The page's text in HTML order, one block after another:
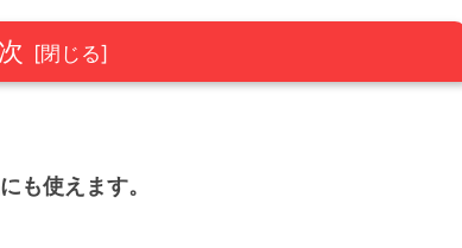
も使えます。